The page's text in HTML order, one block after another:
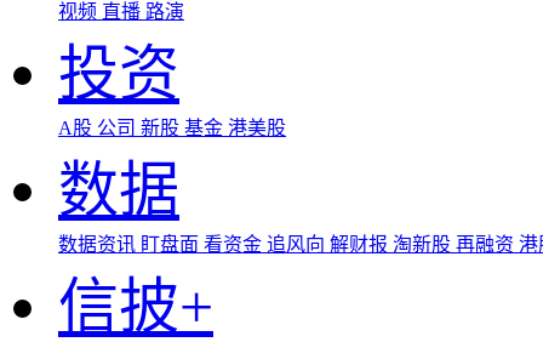
视频 直播 路演
投资
A股 公司 新股 基金 港美股
数据
数据资讯 盯盘面 看资金 追风向 解财报 淘新股 再融资
信披+